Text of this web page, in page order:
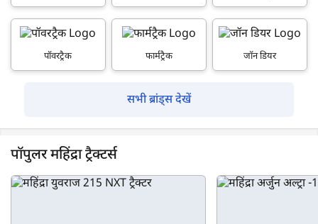
पॉवरट्रैक फार्मट्रैक जॉन डियर
सभी ब्रांड्स देखें
पॉपुलर महिंद्रा ट्रैक्टर्स